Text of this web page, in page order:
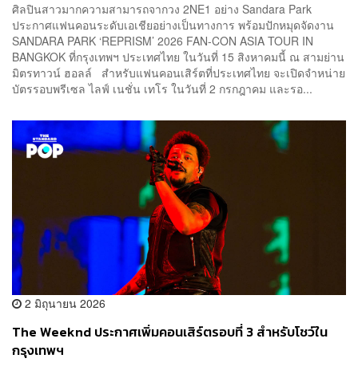
ศิลปินสาวมากความสามารถจากวง 2NE1 อย่าง Sandara Park
ประกาศแฟนคอนระดับเอเชียอย่างเป็นทางการ พร้อมปักหมุดจัดงาน
SANDARA PARK ‘REPRISM’ 2026 FAN-CON ASIA TOUR IN
BANGKOK ที่กรุงเทพฯ ประเทศไทย ในวันที่ 15 สิงหาคมนี้ ณ สามย่าน
มิตรทาวน์ ฮอลล์ สำหรับแฟนคอนเสิร์ตที่ประเทศไทย จะเปิดจำหน่าย
บัตรรอบพรีเซล ไลฟ์ เนชั่น เทโร ในวันที่ 2 กรกฎาคม และรอ...
2 มิถุนายน 2026
The Weeknd ประกาศเพิ่มคอนเสิร์ตรอบที่ 3 สำหรับโชว์ใน
กรุงเทพฯ